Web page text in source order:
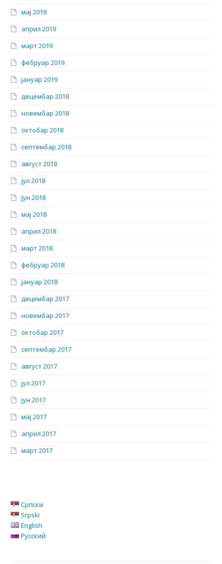
мај 2019
април 2019
март 2019
фебруар 2019
јануар 2019
децембар 2018
новембар 2018
октобар 2018
септембар 2018
август 2018
јул 2018
јун 2018
мај 2018
април 2018
март 2018
фебруар 2018
јануар 2018
децембар 2017
новембар 2017
октобар 2017
септембар 2017
август 2017
јул 2017
јун 2017
мај 2017
април 2017
март 2017
Српски
Srpski
English
Русский